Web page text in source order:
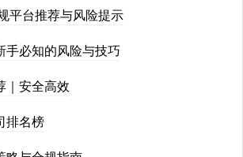
平台推荐与风险提示
手必知的风险与技巧
｜安全高效
排名榜